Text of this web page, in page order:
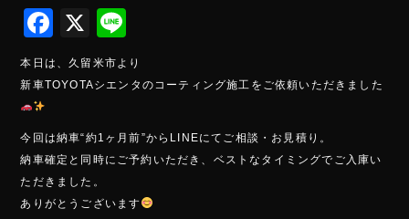
F
ac
e
o
ok
X
ne
本日は、久留米市より
新車TOYOTAシエンタのコーティング施工をご依頼いただきました
今回は納車“約1ヶ月前”からLINEにてご相談・お見積り。
納車確定と同時にご予約いただき、ベストなタイミングでご入庫い
ただきました。
ありがとうございます